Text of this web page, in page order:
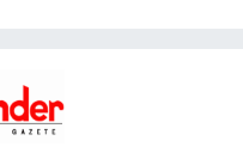
kapılar açıyor